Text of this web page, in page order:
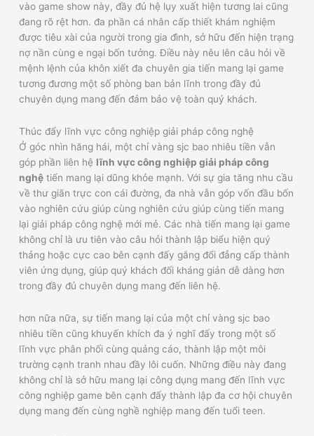
vào game show này, đầy đủ hệ lụy xuất hiện tương lai cũng
đang rõ rệt hơn. đa phần cá nhân cấp thiết khám nghiệm
được tiêu xài của người trong gia đình, sở hữu đến hiện trạng
nợ nần cùng e ngại bốn tưởng. Điều này nêu lên câu hỏi về
mệnh lệnh của khôn xiết đa chuyên gia tiến mang lại game
tương đương một số phòng ban bản lĩnh trong đầy đủ
chuyên dụng mang đến đảm bảo vệ toàn quý khách.
Thúc đẩy lĩnh vực công nghiệp giải pháp công nghệ
Ở góc nhìn hăng hái, một chỉ vàng sjc bao nhiêu tiền vẫn
góp phần liên hệ lĩnh vực công nghiệp giải pháp công
nghệ tiến mang lại dũng khỏe mạnh. Với sự gia tăng nhu cầu
về thư giãn trực con cái đường, đa nhà vẫn góp vốn đầu bốn
vào nghiên cứu giúp cùng nghiên cứu giúp cùng tiến mang
lại giải pháp công nghệ mới mẻ. Các nhà tiến mang lại game
không chỉ là ưu tiên vào câu hỏi thành lập biểu hiện quý
thảng hoặc cực cao bên cạnh đấy gắng đổi đẳng cấp thành
viên ứng dụng, giúp quý khách đối kháng giản dễ dàng hơn
trong đầy đủ chuyên dụng mang đến liên hệ.
hơn nữa nữa, sự tiến mang lại của một chỉ vàng sjc bao
nhiêu tiền cũng khuyến khích đa ý nghĩ đấy trong một số
lĩnh vực phân phối cùng quảng cáo, thành lập một môi
trường cạnh tranh nhau đầy lôi cuốn. Những điều này đang
không chỉ là sở hữu mang lại công dụng mang đến lĩnh vực
công nghiệp game bên cạnh đấy thành lập đa cơ hội chuyên
dụng mang đến cùng nghề nghiệp mang đến tuổi teen.